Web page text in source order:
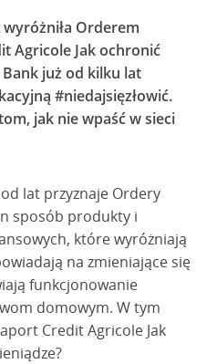
Orderem
Agricole Jak ochronić
już od kilku lat
#niedajsięzłowić.
jak nie wpaść w sieci
lat przyznaje Ordery
sposób produkty i
które wyróżniają
na zmieniające się
funkcjonowanie
domowym. W tym
Credit Agricole Jak